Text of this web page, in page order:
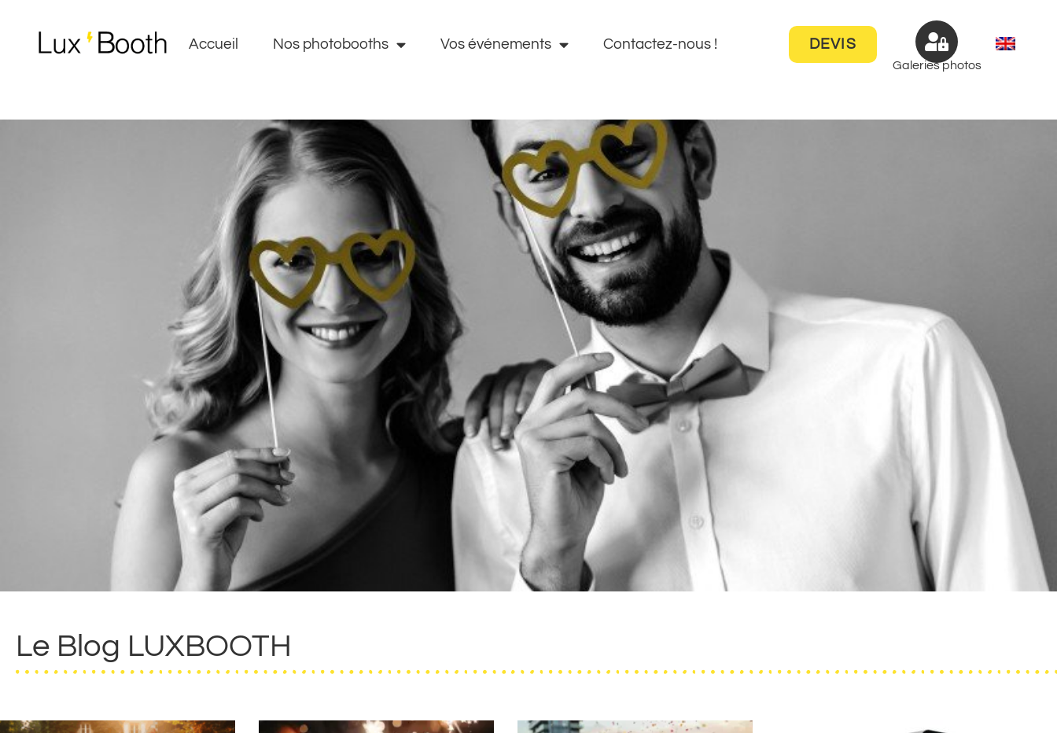
Accueil Nos photobooths Vos événements Contactez-nous ! DEVIS
Galeries photos
Le Blog LUXBOOTH